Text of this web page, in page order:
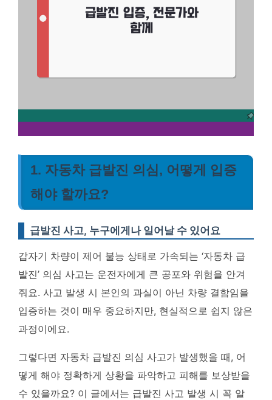
1. 자동차 급발진 의심, 어떻게 입증
해야 할까요?
급발진 사고, 누구에게나 일어날 수 있어요
갑자기 차량이 제어 불능 상태로 가속되는 ‘자동차 급
발진’ 의심 사고는 운전자에게 큰 공포와 위험을 안겨
줘요. 사고 발생 시 본인의 과실이 아닌 차량 결함임을
입증하는 것이 매우 중요하지만, 현실적으로 쉽지 않은
과정이에요.
그렇다면 자동차 급발진 의심 사고가 발생했을 때, 어
떻게 해야 정확하게 상황을 파악하고 피해를 보상받을
수 있을까요? 이 글에서는 급발진 사고 발생 시 꼭 알